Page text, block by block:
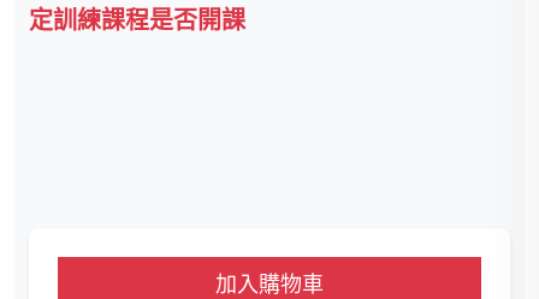
定訓練課程是否開課
加入購物車